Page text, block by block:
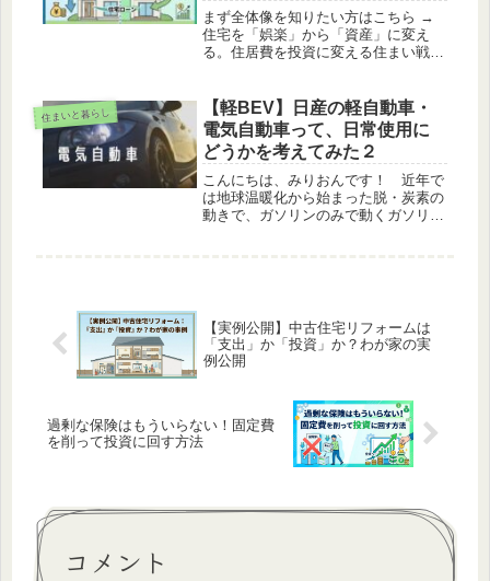
まず全体像を知りたい方はこちら →
住宅を「娯楽」から「資産」に変え
る。住居費を投資に変える住まい戦略
くこの不安を、根本から解消する仕組
みがあります。それが「賃貸併用住
宅...
住まいと暮らし
【軽BEV】日産の軽自動車・
電気自動車って、日常使用に
どうかを考えてみた２
こんにちは、みりおんです！ 近年で
は地球温暖化から始まった脱・炭素の
動きで、ガソリンのみで動くガソリン
【実例公開】中古住宅リフォームは
「支出」か「投資」か？わが家の実
例公開
過剰な保険はもういらない！固定費
を削って投資に回す方法
コメント